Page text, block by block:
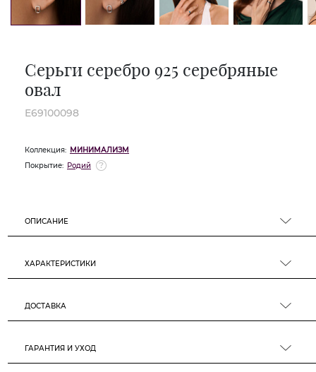
Серьги серебро 925 серебряные
овал
E69100098
Коллекция: МИНИМАЛИЗМ
Покрытие: Родий
ОПИСАНИЕ
ХАРАКТЕРИСТИКИ
ДОСТАВКА
ГАРАНТИЯ И УХОД